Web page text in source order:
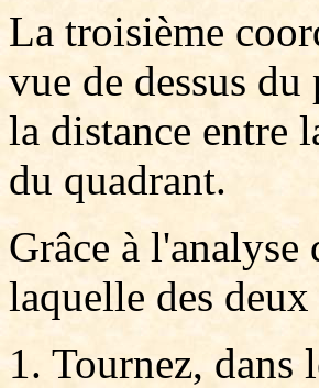
La troisième
vue de dessus
la distance entre
du quadrant.
Grâce à
laquelle des
1. Tournez, dans